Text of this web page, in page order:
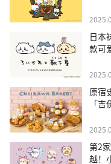
日本
款可
原宿
「
第2
越！